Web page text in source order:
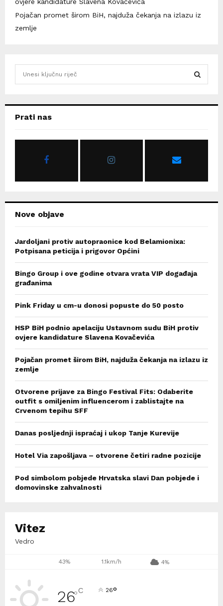
Pojačan promet širom BiH, najduža čekanja na izlazu iz
zemlje
hPrati nas
Nove objave
Jardoljani protiv autopraonice kod Belamionixa:
Potpisana peticija i prigovor Općini
Bingo Group i ove godine otvara vrata VIP događaja
građanima
Pink Friday u cm-u donosi popuste do 50 posto
HSP BiH podnio apelaciju Ustavnom sudu BiH protiv
ovjere kandidature Slavena Kovačevića
Pojačan promet širom BiH, najduža čekanja na izlazu iz
zemlje
Otvorene prijave za Bingo Festival Fits: Odaberite
outfit s omiljenim influencerom i zablistajte na
Crvenom tepihu SFF
Danas posljednji ispraćaj i ukop Tanje Kurevije
Hotel Via zapošljava – otvorene četiri radne pozicije
Pod simbolom pobjede Hrvatska slavi Dan pobjede i
domovinske zahvalnosti
Vitez
Vedro
43% 1.1km/h 4%
26°C 26°